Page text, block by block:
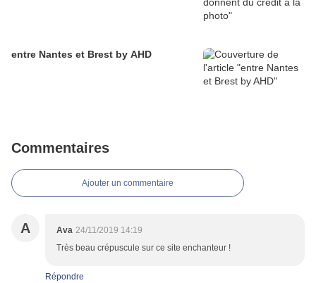
entre Nantes et Brest by AHD
Commentaires
Ajouter un commentaire
A Ava 24/11/2019 14:19
Très beau crépuscule sur ce site enchanteur !
Répondre